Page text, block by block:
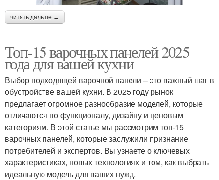
читать дальше →
Топ-15 варочных панелей 2025
года для вашей кухни
Выбор подходящей варочной панели – это важный шаг в
обустройстве вашей кухни. В 2025 году рынок
предлагает огромное разнообразие моделей, которые
отличаются по функционалу, дизайну и ценовым
категориям. В этой статье мы рассмотрим топ-15
варочных панелей, которые заслужили признание
потребителей и экспертов. Вы узнаете о ключевых
характеристиках, новых технологиях и том, как выбрать
идеальную модель для ваших нужд.